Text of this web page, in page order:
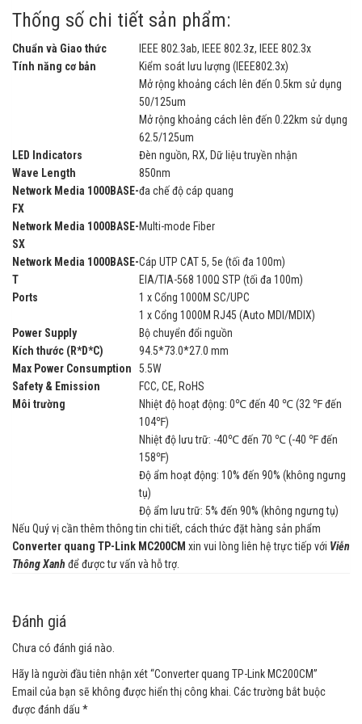
Thống số chi tiết sản phẩm:
Chuẩn và Giao thức
IEEE 802.3ab, IEEE 802.3z, IEEE 802.3x
Tính năng cơ bản
Kiểm soát lưu lượng (IEEE802.3x)
Mở rộng khoảng cách lên đến 0.5km sử dụng
50/125um
Mở rộng khoảng cách lên đến 0.22km sử dụng
62.5/125um
LED Indicators
Đèn nguồn, RX, Dữ liệu truyền nhận
Wave Length
850nm
Network Media 1000BASE-
FX
đa chế độ cáp quang
Network Media 1000BASE-
SX
Multi-mode Fiber
Network Media 1000BASE-
T
Cáp UTP CAT 5, 5e (tối đa 100m)
EIA/TIA-568 100Ω STP (tối đa 100m)
Ports
1 x Cổng 1000M SC/UPC
1 x Cổng 1000M RJ45 (Auto MDI/MDIX)
Power Supply
Bộ chuyển đổi nguồn
Kích thước (R*D*C)
94.5*73.0*27.0 mm
Max Power Consumption
5.5W
Safety & Emission
FCC, CE, RoHS
Môi trường
Nhiệt độ hoạt động: 0℃ đến 40 ℃ (32 ℉ đến
104℉)
Nhiệt độ lưu trữ: -40℃ đến 70 ℃ (-40 ℉ đến
158℉)
Độ ẩm hoạt động: 10% đến 90% (không ngưng
tụ)
Độ ẩm lưu trữ: 5% đến 90% (không ngưng tụ)
Nếu Quý vị cần thêm thông tin chi tiết, cách thức đặt hàng sản phẩm
Converter quang TP-Link MC200CM xin vui lòng liên hệ trực tiếp với Viễn
Thông Xanh để được tư vấn và hỗ trợ.
Đánh giá
Chưa có đánh giá nào.
Hãy là người đầu tiên nhận xét “Converter quang TP-Link MC200CM”
Email của bạn sẽ không được hiển thị công khai. Các trường bắt buộc
được đánh dấu *